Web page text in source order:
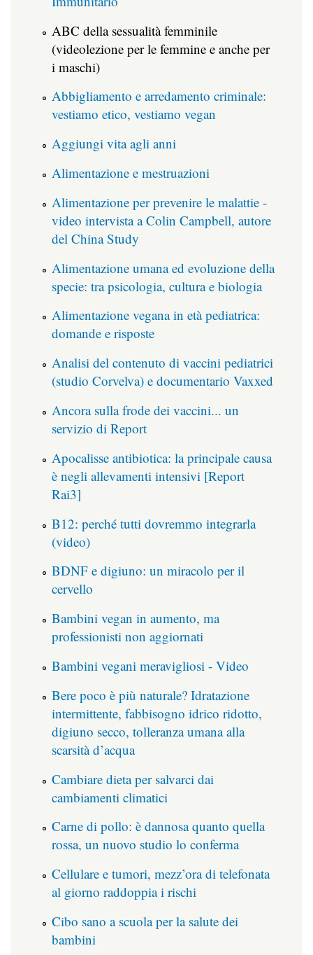
ABC della sessualità femminile
(videolezione per le femmine e anche per
i maschi)
Abbigliamento e arredamento criminale:
vestiamo etico, vestiamo vegan
Aggiungi vita agli anni
Alimentazione e mestruazioni
Alimentazione per prevenire le malattie -
video intervista a Colin Campbell, autore
del China Study
Alimentazione umana ed evoluzione della
specie: tra psicologia, cultura e biologia
Alimentazione vegana in età pediatrica:
domande e risposte
Analisi del contenuto di vaccini pediatrici
(studio Corvelva) e documentario Vaxxed
Ancora sulla frode dei vaccini... un
servizio di Report
Apocalisse antibiotica: la principale causa
è negli allevamenti intensivi [Report
Rai3]
B12: perché tutti dovremmo integrarla
(video)
BDNF e digiuno: un miracolo per il
cervello
Bambini vegan in aumento, ma
professionisti non aggiornati
Bambini vegani meravigliosi - Video
Bere poco è più naturale? Idratazione
intermittente, fabbisogno idrico ridotto,
digiuno secco, tolleranza umana alla
scarsità d’acqua
Cambiare dieta per salvarci dai
cambiamenti climatici
Carne di pollo: è dannosa quanto quella
rossa, un nuovo studio lo conferma
Cellulare e tumori, mezz’ora di telefonata
al giorno raddoppia i rischi
Cibo sano a scuola per la salute dei
bambini